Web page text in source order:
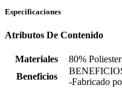
Especificaciones
Atributos De Contenido
Materiales
80%
Beneficios
-Fabricado